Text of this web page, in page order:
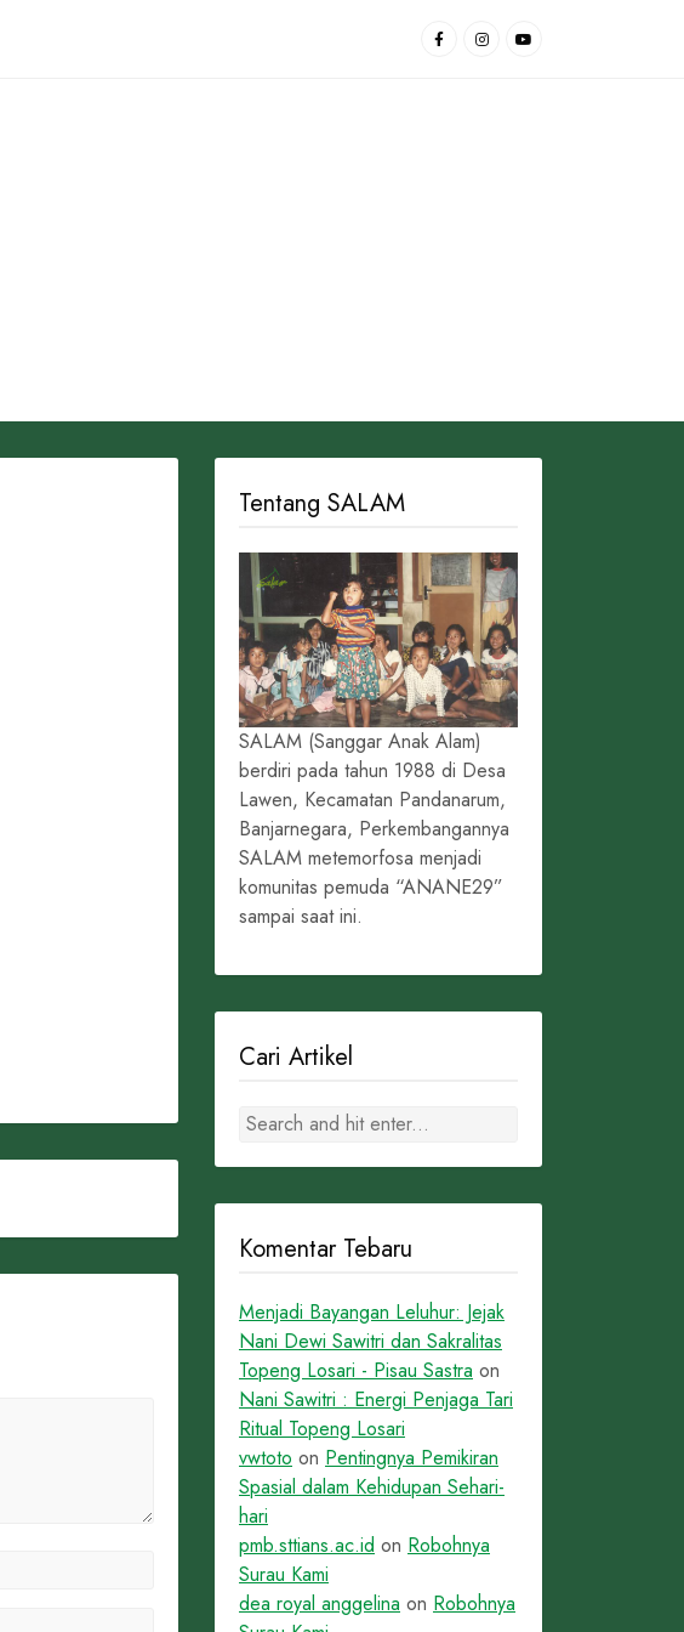
Tentang SALAM
SALAM (Sanggar Anak Alam)
berdiri pada tahun 1988 di Desa
Lawen, Kecamatan Pandanarum,
Banjarnegara, Perkembangannya
SALAM metemorfosa menjadi
komunitas pemuda “ANANE29”
sampai saat ini.
Cari Artikel
Komentar Tebaru
Menjadi Bayangan Leluhur: Jejak
Nani Dewi Sawitri dan Sakralitas
Topeng Losari - Pisau Sastra on
Nani Sawitri : Energi Penjaga Tari
Ritual Topeng Losari
vwtoto on Pentingnya Pemikiran
Spasial dalam Kehidupan Sehari-
hari
pmb.sttians.ac.id on Robohnya
Surau Kami
dea royal anggelina on Robohnya